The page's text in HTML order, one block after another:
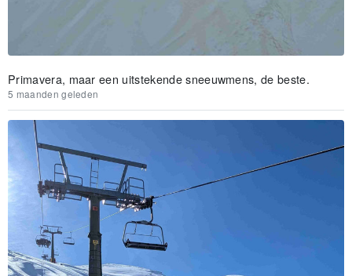
Primavera, maar een uitstekende sneeuwmens, de beste.
5 maanden geleden